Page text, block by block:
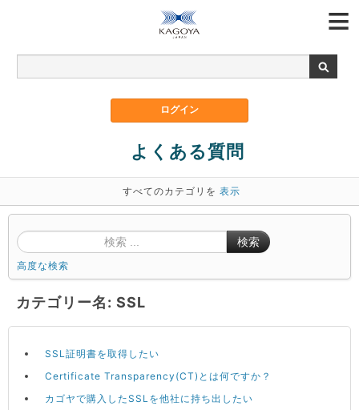
よくある質問
すべてのカテゴリを 表示
検索
高度な検索
カテゴリー名: SSL
SSL証明書を取得したい
Certificate Transparency(CT)とは何ですか？
カゴヤで購入したSSLを他社に持ち出したい